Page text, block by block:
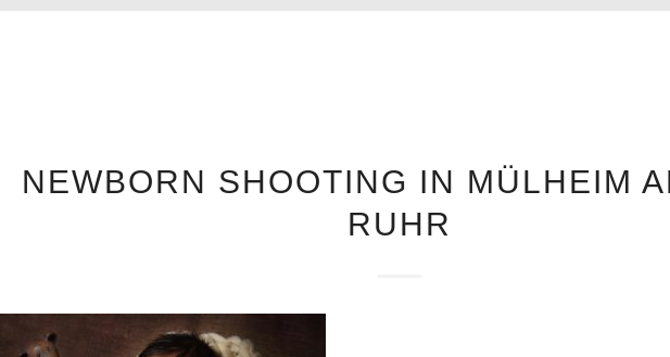
NEWBORN SHOOTING IN MÜLHEIM
RUHR